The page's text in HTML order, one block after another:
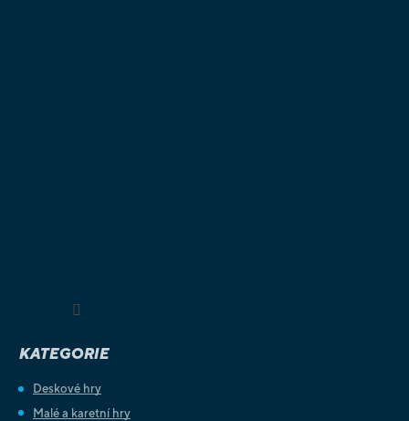
KATEGORIE
Deskové hry
Malé a karetní hry